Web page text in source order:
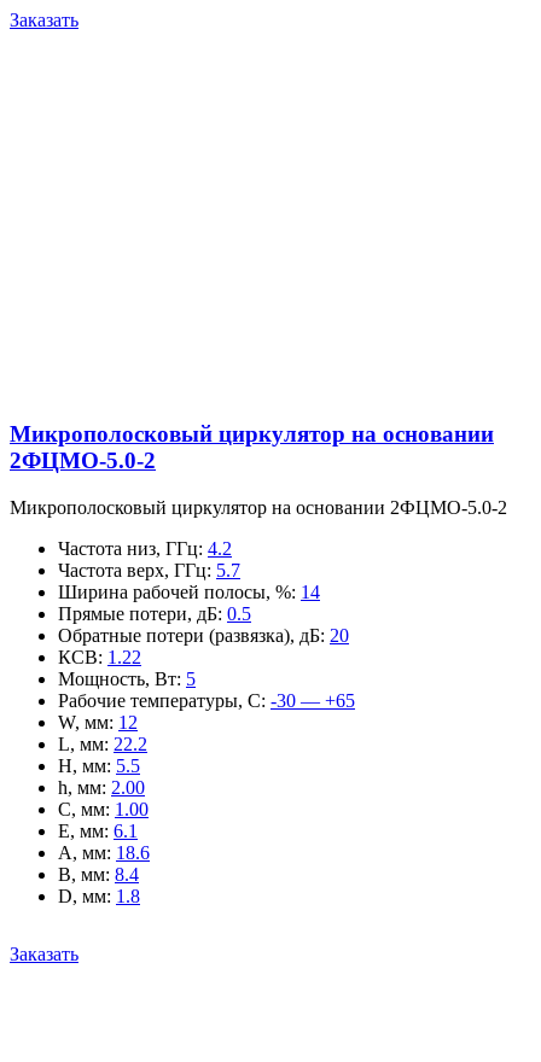
Заказать
Микрополосковый циркулятор на основании
2ФЦМО-5.0-2
Микрополосковый циркулятор на основании 2ФЦМО-5.0-2
Частота низ, ГГц: 4.2
Частота верх, ГГц: 5.7
Ширина рабочей полосы, %: 14
Прямые потери, дБ: 0.5
Обратные потери (развязка), дБ: 20
КСВ: 1.22
Мощность, Вт: 5
Рабочие температуры, С: -30 — +65
W, мм: 12
L, мм: 22.2
H, мм: 5.5
h, мм: 2.00
C, мм: 1.00
E, мм: 6.1
A, мм: 18.6
B, мм: 8.4
D, мм: 1.8
Заказать